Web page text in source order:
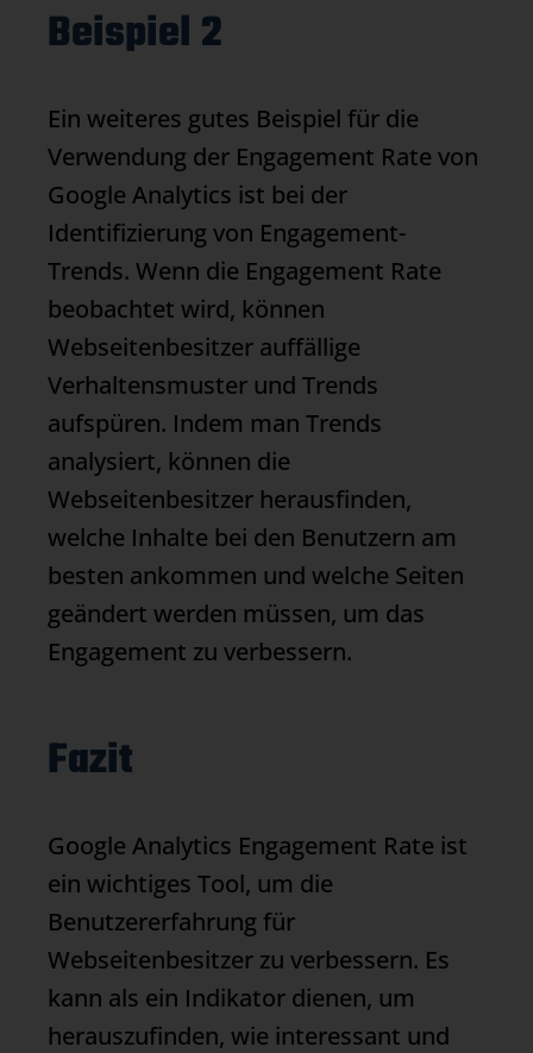
Beispiel 2
Ein weiteres gutes Beispiel für die
Verwendung der Engagement Rate von
Google Analytics ist bei der
Identifizierung von Engagement-
Trends. Wenn die Engagement Rate
beobachtet wird, können
Webseitenbesitzer auffällige
Verhaltensmuster und Trends
aufspüren. Indem man Trends
analysiert, können die
Webseitenbesitzer herausfinden,
welche Inhalte bei den Benutzern am
besten ankommen und welche Seiten
geändert werden müssen, um das
Engagement zu verbessern.
Fazit
Google Analytics Engagement Rate ist
ein wichtiges Tool, um die
Benutzererfahrung für
Webseitenbesitzer zu verbessern. Es
kann als ein Indikator dienen, um
herauszufinden, wie interessant und